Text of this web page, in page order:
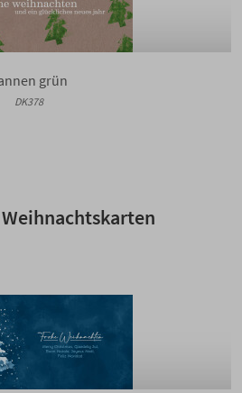
grün
DK378